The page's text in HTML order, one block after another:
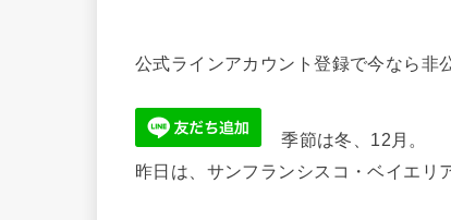
公式ラインアカウント登録で今なら非
季節は冬、12月。
昨日は、サンフランシスコ・ベイエリ